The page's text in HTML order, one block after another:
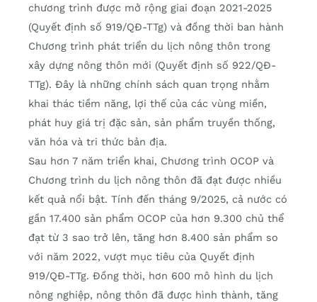
chương trình được mở rộng giai đoạn 2021-2025
(Quyết định số 919/QĐ-TTg) và đồng thời ban hành
Chương trình phát triển du lịch nông thôn trong
xây dựng nông thôn mới (Quyết định số 922/QĐ-
TTg). Đây là những chính sách quan trọng nhằm
khai thác tiềm năng, lợi thế của các vùng miền,
phát huy giá trị đặc sản, sản phẩm truyền thống,
văn hóa và tri thức bản địa.
Sau hơn 7 năm triển khai, Chương trình OCOP và
Chương trình du lịch nông thôn đã đạt được nhiều
kết quả nổi bật. Tính đến tháng 9/2025, cả nước có
gần 17.400 sản phẩm OCOP của hơn 9.300 chủ thể
đạt từ 3 sao trở lên, tăng hơn 8.400 sản phẩm so
với năm 2022, vượt mục tiêu của Quyết định
919/QĐ-TTg. Đồng thời, hơn 600 mô hình du lịch
nông nghiệp, nông thôn đã được hình thành, tăng